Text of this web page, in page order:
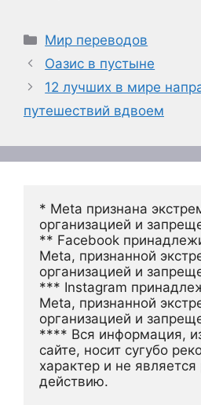
Рубрики
Мир переводов
Оазис в пустыне
12 лучших в мире
путешествий вдвоем
* Meta признана
организацией и
** Facebook
Meta, признанной
организацией и
*** Instagram
Meta, признанной
организацией и
**** Вся информация,
сайте, носит сугубо
характер и не
действию.